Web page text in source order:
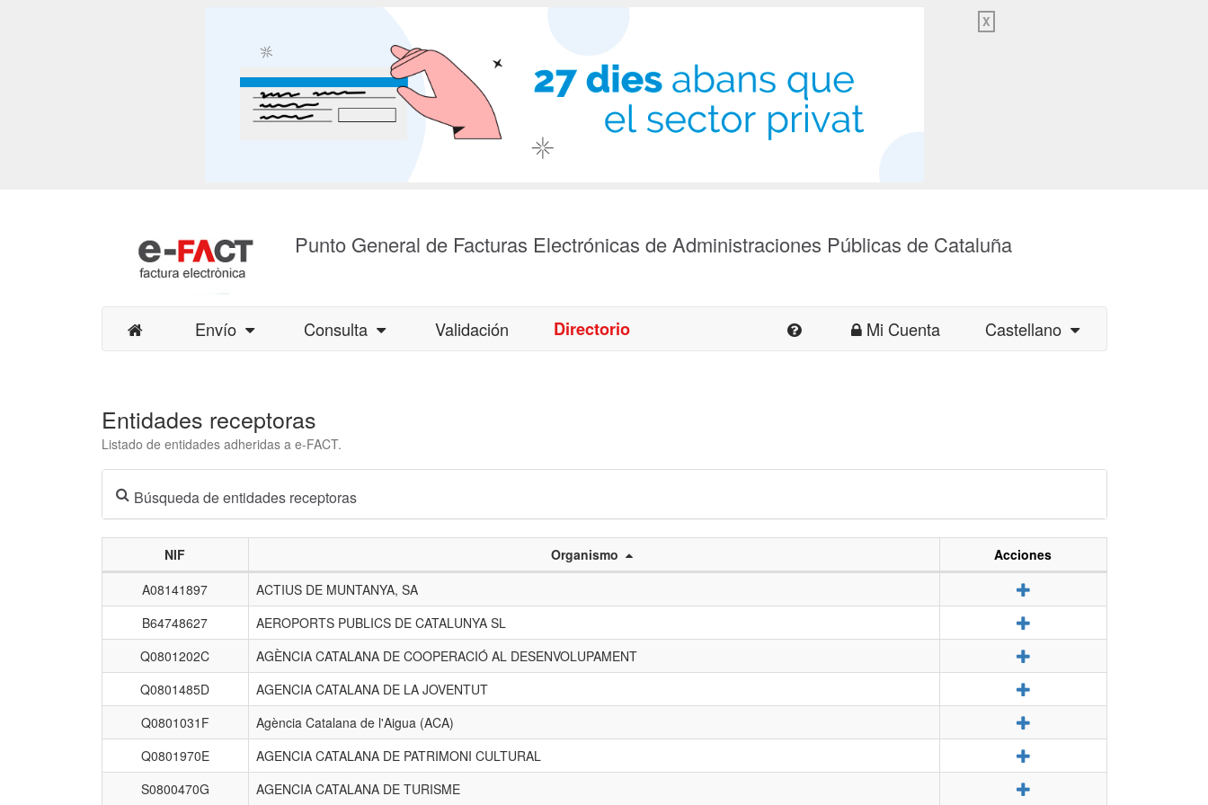
X
Punto General de Facturas Electrónicas de Administraciones Públicas de Cataluña
Envío Consulta Validación Directorio Mi Cuenta Castellano
Entidades receptoras
Listado de entidades adheridas a e-FACT.
Búsqueda de entidades receptoras
entidades
receptoras.
NIF Organismo
Acciones
A08141897
ACTIUS DE MUNTANYA, SA
B64748627
AEROPORTS PUBLICS DE CATALUNYA SL
Q0801202C
AGÈNCIA CATALANA DE COOPERACIÓ AL DESENVOLUPAMENT
Q0801485D
AGENCIA CATALANA DE LA JOVENTUT
Q0801031F
Agència Catalana de l'Aigua (ACA)
Q0801970E
AGENCIA CATALANA DE PATRIMONI CULTURAL
S0800470G
AGENCIA CATALANA DE TURISME